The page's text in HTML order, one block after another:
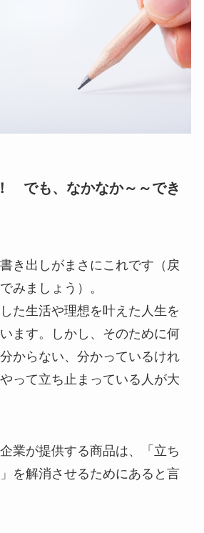
でも、なかなか～～でき
き出しがまさにこれです（戻
みましょう）。
た生活や理想を叶えた人生を
ます。しかし、そのために何
からない、分かっているけれ
って立ち止まっている人が大
業が提供する商品は、「立ち
を解消させるためにあると言